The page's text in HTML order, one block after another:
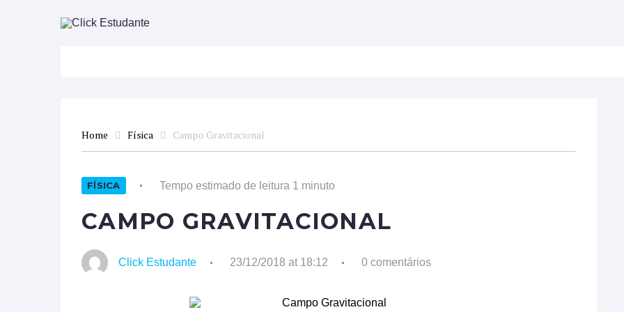
Home Física Campo Gravitacional
FÍSICA Tempo estimado de leitura 1 minuto
CAMPO GRAVITACIONAL
Click Estudante 23/12/2018 at 18:12 0 comentários